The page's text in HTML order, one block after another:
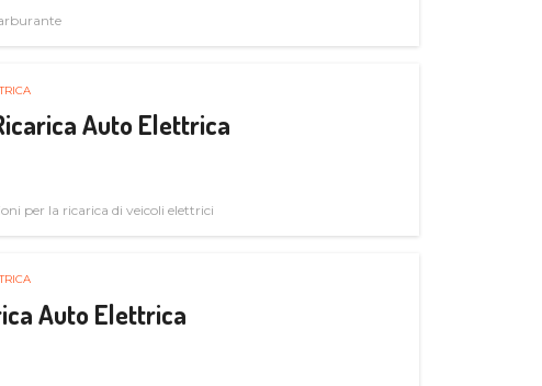
Auto Elettrica
per la ricarica di veicoli elettrici
Auto Elettrica